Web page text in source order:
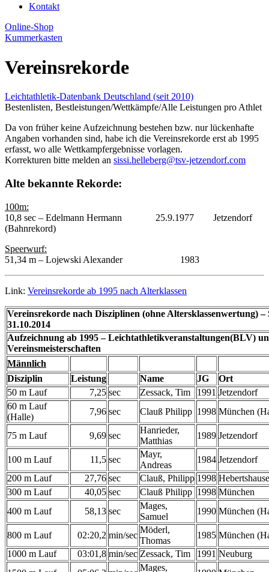
Kontakt
Online-Shop
Kummerkasten
Vereinsrekorde
Leichtathletik-Datenbank Deutschland (seit 2010)
Bestenlisten, Bestleistungen/Wettkämpfe/Alle Leistungen pro Athlet
Da von früher keine Aufzeichnung bestehen bzw. nur lückenhafte
Angaben vorhanden sind, habe ich die Vereinsrekorde erst ab 1995
erfasst, wo alle Wettkampfergebnisse vorlagen.
Korrekturen bitte melden an sissi.helleberg@tsv-jetzendorf.com
Alte bekannte Rekorde:
100m:
10,8 sec – Edelmann Hermann 25.9.1977 Jetzendorf
(Bahnrekord)
Speerwurf:
51,34 m – Lojewski Alexander 1983
Link: Vereinsrekorde ab 1995 nach Alterklassen
Vereinsrekorde nach Disziplinen (ohne Altersklassenwertung) –
31.10.2014
Aufzeichnung ab 1995 – Leichtathletikveranstaltungen(BLV)
Vereinsmeisterschaften
Männlich
Disziplin
Leistung Name JG
Ort
50 m Lauf
7,25 sec Zessack, Tim 1991 Jetzendorf
60 m Lauf
(Halle)
7,96 sec Clauß Philipp 1998 München
75 m Lauf 9,69 sec
Hanrieder,
Matthias
1989 Jetzendorf
100 m Lauf 11,5 sec
Mayr,
Andreas
1984 Jetzendorf
200 m Lauf
27,76 sec Clauß, Philipp 1998
300 m Lauf
40,05 sec Clauß Philipp 1998 München
400 m Lauf
58,13 sec
Mages,
Samuel
1990 München
800 m Lauf 02:20,2 min/sec
Möderl,
Thomas
1985 München
1000 m Lauf
03:01,8 min/sec Zessack, Tim 1991 Neuburg
Mages,